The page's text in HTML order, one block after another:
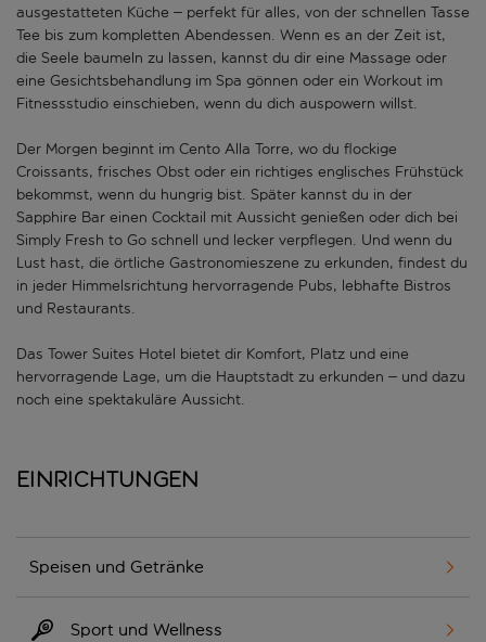
ausgestatteten Küche – perfekt für alles, von der schnellen Tasse
Tee bis zum kompletten Abendessen. Wenn es an der Zeit ist,
die Seele baumeln zu lassen, kannst du dir eine Massage oder
eine Gesichtsbehandlung im Spa gönnen oder ein Workout im
Fitnessstudio einschieben, wenn du dich auspowern willst.
Der Morgen beginnt im Cento Alla Torre, wo du flockige
Croissants, frisches Obst oder ein richtiges englisches Frühstück
bekommst, wenn du hungrig bist. Später kannst du in der
Sapphire Bar einen Cocktail mit Aussicht genießen oder dich bei
Simply Fresh to Go schnell und lecker verpflegen. Und wenn du
Lust hast, die örtliche Gastronomieszene zu erkunden, findest du
in jeder Himmelsrichtung hervorragende Pubs, lebhafte Bistros
und Restaurants.
Das Tower Suites Hotel bietet dir Komfort, Platz und eine
hervorragende Lage, um die Hauptstadt zu erkunden – und dazu
noch eine spektakuläre Aussicht.
Einrichtungen
Speisen und Getränke
Sport und Wellness